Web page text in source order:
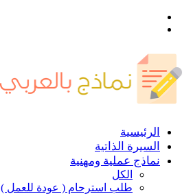
الرئيسية
السيرة الذاتية
نماذج عملية ومهنية
الكل
طلب استرحام ( عودة للعمل )